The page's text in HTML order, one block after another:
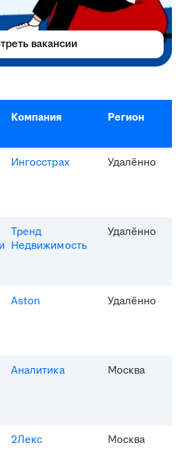
Компания Регион
Ингосстрах Удалённо
Тренд
Недвижимость
Удалённо
Aston Удалённо
Аналитика Москва
2Лекс Москва
вакансии